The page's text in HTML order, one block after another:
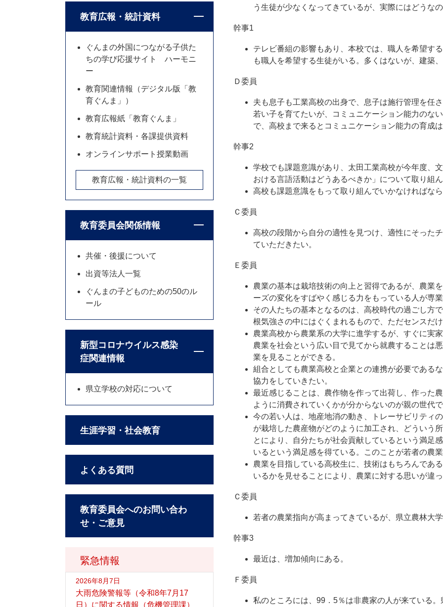
う生徒が少なくなってきているが、実際にはどうな
幹事1
テレビ番組の影響もあり、本校では、職人を希望す
も職人を希望する生徒がいる。多くはないが、建築
Ｄ委員
夫も息子も工業高校の出身で、息子は施行管理を任
若い子を育てたいが、コミュニケーション能力のな
で、高校まで来るとコミュニケーション能力の育成
幹事2
学校でも課題意識があり、太田工業高校が今年度、
おける言語活動はどうあるべきか」について取り組
高校も課題意識をもって取り組んでいかなければな
Ｃ委員
高校の段階から自分の適性を見つけ、適性にそった
ていただきたい。
Ｅ委員
農業の基本は栽培技術の向上と習得であるが、農業
ーズの変化をすばやく感じる力をもっている人が専
その人たちの基本となるのは、高校時代の過ごし方
根気強さの中にはぐくまれるもので、ただセンスだ
農業高校から農業系の大学に進学するが、すぐに実
農業を社会という広い目で見てから就農することは
業を見ることができる。
組合としても農業高校と企業との連携が必要である
協力をしていきたい。
最近感じることは、農作物を作って出荷し、作った
ように消費されていくかが分からないのが親の世代
今の若い人は、地産地消の動き、トレーサビリティ
が栽培した農産物がどのように加工され、どういう
とにより、自分たちが社会貢献しているという満足
いるという満足感を得ている。このことが若者の農
農業を目指している高校生に、技術はもちろんであ
いるかを見せることにより、農業に対する思いが違
Ｃ委員
若者の農業指向が高まってきているが、県立農林大
幹事3
最近は、増加傾向にある。
Ｆ委員
私のところには、99．5％は非農家の人が来ている
緊急情報
2026年8月7日
大雨危険警報等（令和8年7月17
日）に関する情報（危機管理課）
教育広報・統計資料
ぐんまの外国につながる子供た
ちの学び応援サイト ハーモニ
ー
教育関連情報（デジタル版「教
育ぐんま」）
教育広報紙「教育ぐんま」
教育統計資料・各課提供資料
オンラインサポート授業動画
教育広報・統計資料の一覧
教育委員会関係情報
共催・後援について
出資等法人一覧
ぐんまの子どものための50のル
ール
新型コロナウイルス感染
症関連情報
県立学校の対応について
生涯学習・社会教育
よくある質問
教育委員会へのお問い合わ
せ・ご意見